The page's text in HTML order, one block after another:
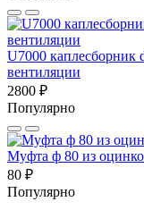
U7000 каплесборник
вентиляции
2800 ₽
Популярно
Муфта ф 80 из
80 ₽
Популярно